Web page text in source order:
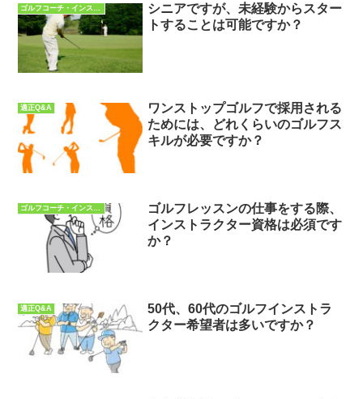
シニアですが、未経験からスター
トすることは可能ですか？
適正Q&A
ワンストップゴルフで採用される
ためには、どれくらいのゴルフス
キルが必要ですか？
ゴルフコーチ・インストラクターQ&A
ゴルフレッスンの仕事をする際、
インストラクター資格は必須です
か？
適正Q&A
50代、60代のゴルフインストラ
クター希望者は多いですか？